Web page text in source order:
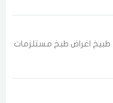
طبيخ اغراض طبخ مستلزمات
تسجيل